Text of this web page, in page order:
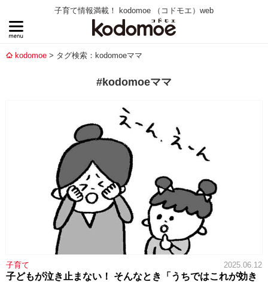
子育て情報満載！ kodomoe （コドモエ）web
kodomoe タグ検索：kodomoeママ
#kodomoeママ
子育て 2025.06.12
子どもが泣き止まない！ そんなとき「うちではこれが効き